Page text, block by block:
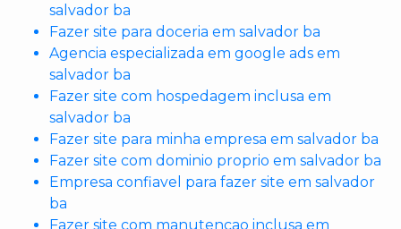
salvador ba
Fazer site para doceria em salvador ba
Agencia especializada em google ads em
salvador ba
Fazer site com hospedagem inclusa em
salvador ba
Fazer site para minha empresa em salvador ba
Fazer site com dominio proprio em salvador ba
Empresa confiavel para fazer site em salvador
ba
Fazer site com manutencao inclusa em